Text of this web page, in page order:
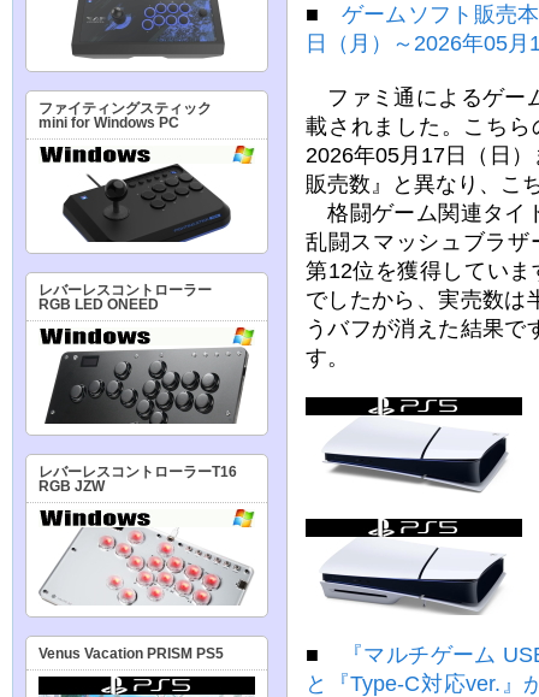
■ ゲームソフト販売
日（月）～2026年05月
ファミ通によるゲー
載されました。こち
2026年05月17日（日
販売数』と異なり、こ
格闘ゲーム関連タイ
乱闘スマッシュブラザ
第12位を獲得してい
でしたから、実売数は
うバフが消えた結果で
す。
■
『マルチゲーム
と『Type-C対応ver.』
ファイティングスティック
mini for Windows PC
レバーレスコントローラー
RGB LED ONEED
レバーレスコントローラーT16
RGB JZW
Venus Vacation PRISM PS5